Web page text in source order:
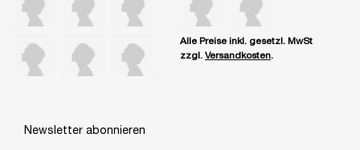
Alle Preise inkl. gesetzl. MwSt
zzgl. Versandkosten.
Newsletter abonnieren